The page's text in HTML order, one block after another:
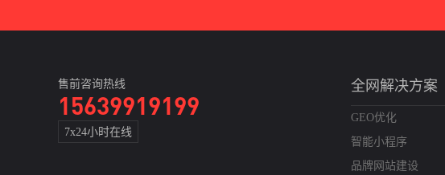
售前咨询热线
15639919199
7x24小时在线
全网解决方案
GEO优化
智能小程序
品牌网站建设